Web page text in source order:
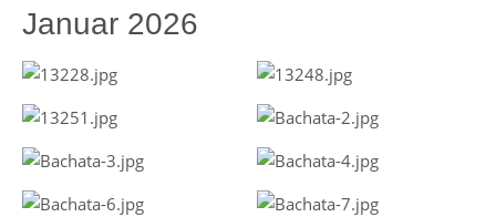
Januar 2026